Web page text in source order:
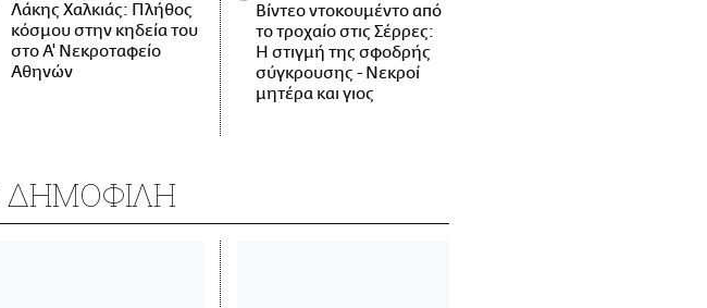
Λάκης Χαλκιάς: Πλήθος
κόσμου στην κηδεία του
στο Α' Νεκροταφείο
Αθηνών
Βίντεο ντοκουμέντο από
το τροχαίο στις Σέρρες:
Η στιγμή της σφοδρής
σύγκρουσης - Νεκροί
μητέρα και γιος
ΔΗΜΟΦΙΛΗ